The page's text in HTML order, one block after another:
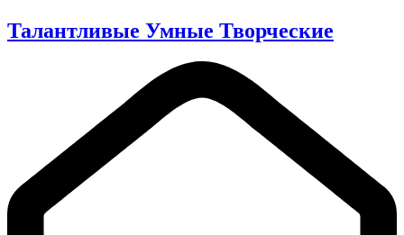
Талантливые Умные Творческие